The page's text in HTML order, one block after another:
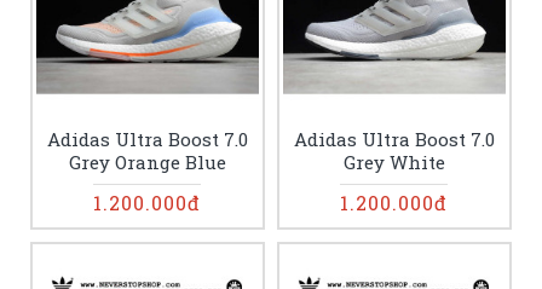
Adidas Ultra Boost 7.0
Grey Orange Blue
1.200.000đ
Adidas Ultra Boost 7.0
Grey White
1.200.000đ